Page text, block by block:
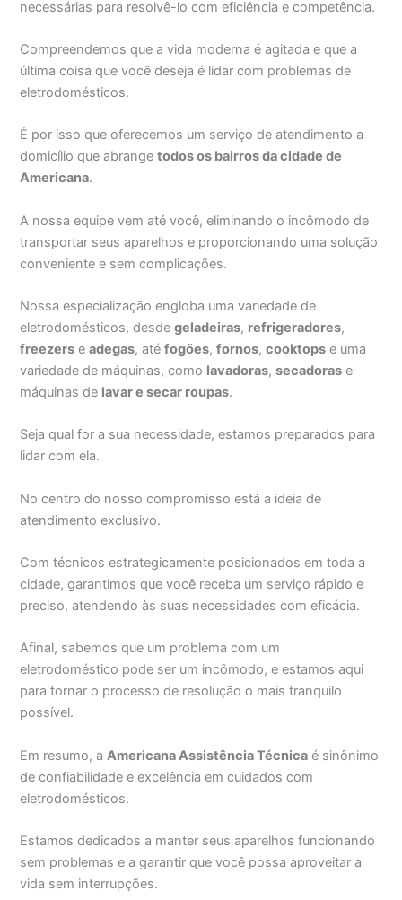
necessárias para resolvê-lo com eficiência e competência.
Compreendemos que a vida moderna é agitada e que a
última coisa que você deseja é lidar com problemas de
eletrodomésticos.
É por isso que oferecemos um serviço de atendimento a
domicílio que abrangetodos os bairros da cidade de
Americana.
A nossa equipe vem até você, eliminando o incômodo de
transportar seus aparelhos e proporcionando uma solução
conveniente e sem complicações.
Nossa especialização engloba uma variedade de
eletrodomésticos, desdegeladeiras, refrigeradores,
freezers eadegas, atéfogões,fornos,cooktops e uma
variedade de máquinas, como lavadoras,secadoras e
máquinas de lavar e secar roupas.
Seja qual for a sua necessidade, estamos preparados para
lidar com ela.
No centro do nosso compromisso está a ideia de
atendimento exclusivo.
Com técnicos estrategicamente posicionados em toda a
cidade, garantimos que você receba um serviço rápido e
preciso, atendendo às suas necessidades com eficácia.
Afinal, sabemos que um problema com um
eletrodoméstico pode ser um incômodo, e estamos aqui
para tornar o processo de resolução o mais tranquilo
possível.
Em resumo, aAmericana Assistência Técnica é sinônimo
de confiabilidade e excelência em cuidados com
eletrodomésticos.
Estamos dedicados a manter seus aparelhos funcionando
sem problemas e a garantir que você possa aproveitar a
vida sem interrupções.